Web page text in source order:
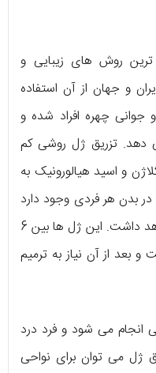
روش های زیبایی و
و جهان از آن استفاده
چهره افراد شده و
دهد. تزریق ژل روشی کم
و اسید هیالورونیک به
بدن هر فردی وجود دارد
بنابراین سازگاری بالایی با بدن او خواهد داشت. این ژل ها بین 6
و بعد از آن نیاز به ترمیم
می شود و فرد درد
ژل می توان برای نواحی